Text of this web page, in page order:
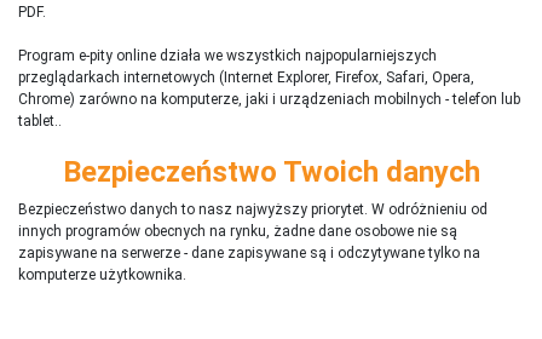
PDF.
Program e-pity online działa we wszystkich najpopularniejszych
przeglądarkach internetowych (Internet Explorer, Firefox, Safari, Opera,
Chrome) zarówno na komputerze, jaki i urządzeniach mobilnych - telefon lub
tablet..
Bezpieczeństwo Twoich danych
Bezpieczeństwo danych to nasz najwyższy priorytet. W odróżnieniu od
innych programów obecnych na rynku, żadne dane osobowe nie są
zapisywane na serwerze - dane zapisywane są i odczytywane tylko na
komputerze użytkownika.